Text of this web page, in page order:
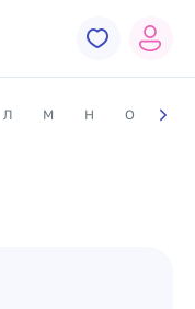
Л М Н О П